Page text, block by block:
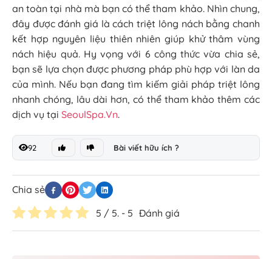
an toàn tại nhà mà bạn có thể tham khảo. Nhìn chung,
đây được đánh giá là cách triệt lông nách bằng chanh
kết hợp nguyên liệu thiên nhiên giúp khử thâm vùng
nách hiệu quả. Hy vọng với 6 công thức vừa chia sẻ,
bạn sẽ lựa chọn được phương pháp phù hợp với làn da
của mình. Nếu bạn đang tìm kiếm giải pháp triệt lông
nhanh chóng, lâu dài hơn, có thể tham khảo thêm các
dịch vụ tại SeoulSpa.Vn.
92 Bài viết hữu ích ?
Chia sẻ
Đánh giá
5 / 5. - 5